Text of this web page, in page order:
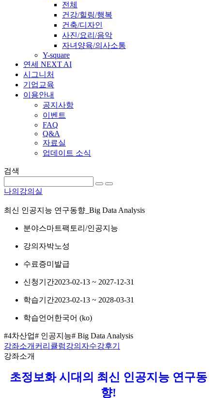
전체
건강/힐링/행복
건축/디자인
사진/요리/음악
자녀양육/의사소통
Y-square
연세 NEXT AI
시그니처
기업교육
이용안내
공지사항
이벤트
FAQ
Q&A
자료실
업데이트 소식
검색
나의강의실
최신 인공지능 연구동향_Big Data Analysis
분야스마트팩토리/인공지능
강의자박노성
수료증미발급
신청기간2023-02-13 ~ 2027-12-31
학습기간2023-02-13 ~ 2028-03-31
학습언어 한국어 ‎(ko)‎
#4차산업# 인공지능# Big Data Analysis
강좌소개 커리큘럼강의자수강후기
강좌소개
초정보화 시대의 최신 인공지능 연구동
향!